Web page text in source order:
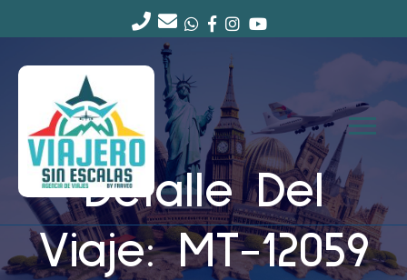
Detalle Del
Viaje: MT-12059